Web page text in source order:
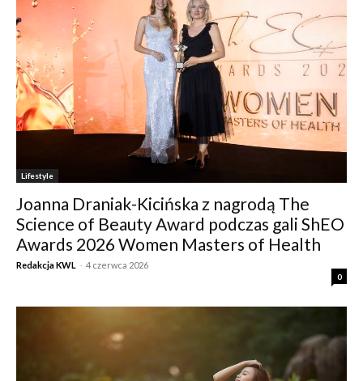
Lifestyle
Joanna Draniak-Kicińska z nagrodą The
Science of Beauty Award podczas gali ShEO
Awards 2026 Women Masters of Health
Redakcja KWL - 4 czerwca 2026
0